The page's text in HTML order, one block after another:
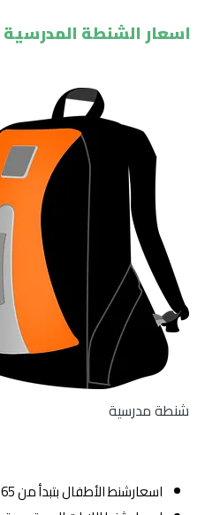
اسعار الشنطة
شنطة مدرسية
اسعارشنط الأطفال بتبدأ من 65 جنيه وبتوصل ل 85 جنيه